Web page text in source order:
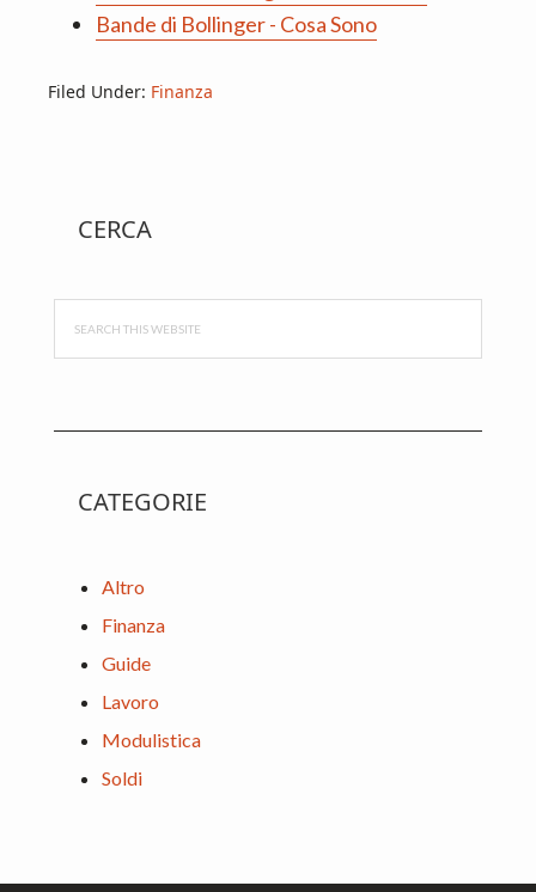
Bande di Bollinger - Cosa Sono
Filed Under: Finanza
Primary
CERCA
CATEGORIE
Altro
Finanza
Guide
Lavoro
Modulistica
Soldi